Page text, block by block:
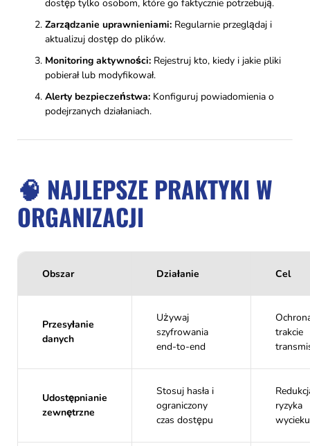
dostęp tylko osobom, które go faktycznie potrzebują.
Zarządzanie uprawnieniami: Regularnie przeglądaj i
aktualizuj dostęp do plików.
Monitoring aktywności: Rejestruj kto, kiedy i jakie pliki
pobierał lub modyfikował.
Alerty bezpieczeństwa: Konfiguruj powiadomienia o
podejrzanych działaniach.
🧠 NAJLEPSZE PRAKTYKI W
ORGANIZACJI
Obszar Działanie Cel
Przesyłanie
danych
Używaj
szyfrowania
end-to-end
trakcie
Udostępnianie
zewnętrzne
Stosuj hasła i
ograniczony
czas dostępu
ryzyka
wycieku